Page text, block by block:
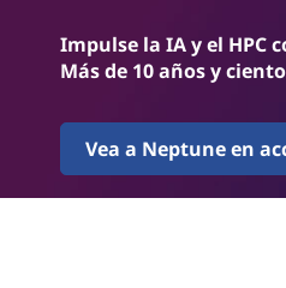
Impulse la IA y el HPC
Más de 10 años y
Vea a Neptune en